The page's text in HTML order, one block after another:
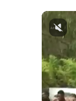
gestion.pe
Condiciones
Privacidad